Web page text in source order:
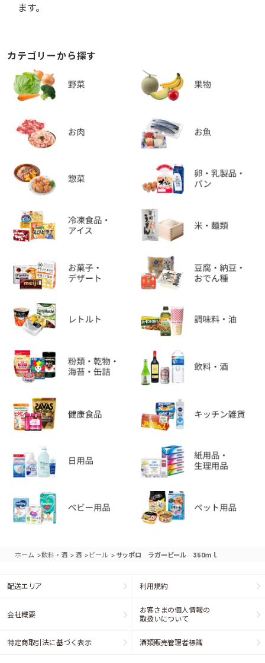
ます。
カテゴリーから探す
ホーム >飲料・酒 > 酒 > ビール > サッポロ ラガービール 350ｍｌ
配送エリア 利用規約
会社概要
お客さまの個人情報の
取扱いについて
特定商取引法に基づく表示 酒類販売管理者標識